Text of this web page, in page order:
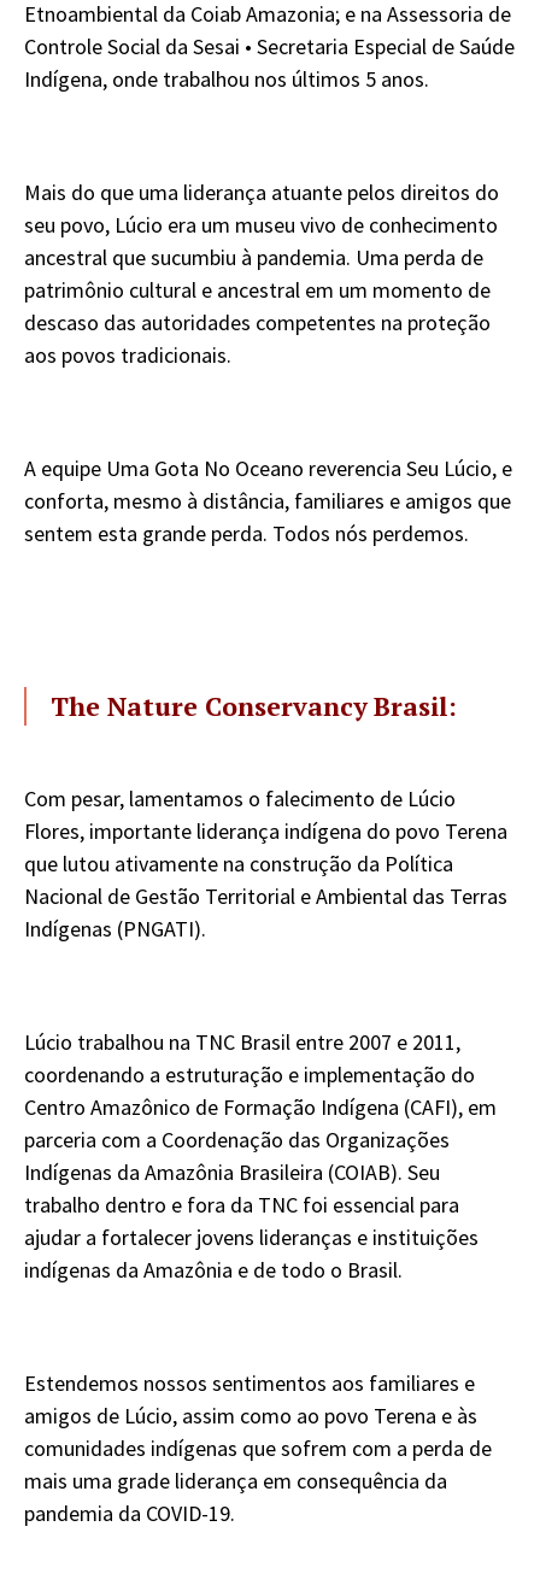
Etnoambiental da Coiab Amazonia; e na Assessoria de
Controle Social da Sesai • Secretaria Especial de Saúde
Indígena, onde trabalhou nos últimos 5 anos.
Mais do que uma liderança atuante pelos direitos do
seu povo, Lúcio era um museu vivo de conhecimento
ancestral que sucumbiu à pandemia. Uma perda de
patrimônio cultural e ancestral em um momento de
descaso das autoridades competentes na proteção
aos povos tradicionais.
A equipe Uma Gota No Oceano reverencia Seu Lúcio, e
conforta, mesmo à distância, familiares e amigos que
sentem esta grande perda. Todos nós perdemos.
The Nature Conservancy Brasil:
Com pesar, lamentamos o falecimento de Lúcio
Flores, importante liderança indígena do povo Terena
que lutou ativamente na construção da Política
Nacional de Gestão Territorial e Ambiental das Terras
Indígenas (PNGATI).
Lúcio trabalhou na TNC Brasil entre 2007 e 2011,
coordenando a estruturação e implementação do
Centro Amazônico de Formação Indígena (CAFI), em
parceria com a Coordenação das Organizações
Indígenas da Amazônia Brasileira (COIAB). Seu
trabalho dentro e fora da TNC foi essencial para
ajudar a fortalecer jovens lideranças e instituições
indígenas da Amazônia e de todo o Brasil.
Estendemos nossos sentimentos aos familiares e
amigos de Lúcio, assim como ao povo Terena e às
comunidades indígenas que sofrem com a perda de
mais uma grade liderança em consequência da
pandemia da COVID-19.